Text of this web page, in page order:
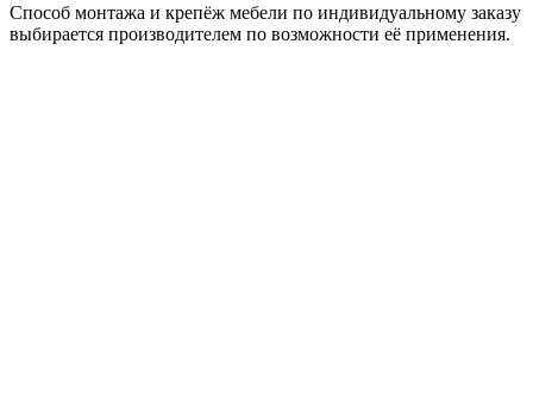
Способ монтажа и крепёж мебели по индивидуальному заказу
выбирается производителем по возможности её применения.